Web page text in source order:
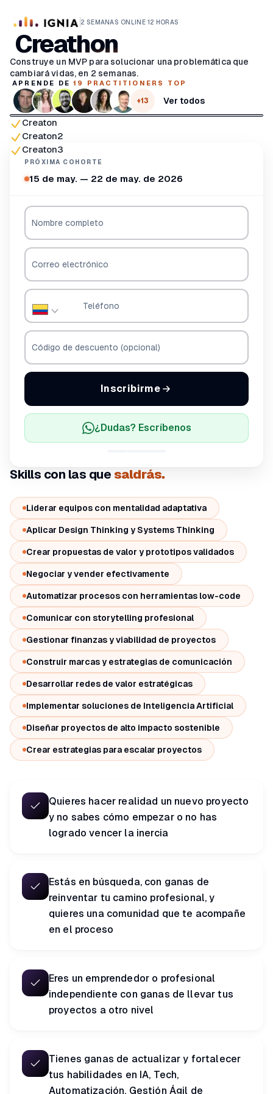
2 SEMANAS·ONLINE·12 HORAS
Creathon
Construye un MVP para solucionar una problemática que
cambiará vidas, en 2 semanas.
APRENDE DE 19 PRACTITIONERS TOP
+13 Ver todos
Vista previa del video
Creaton
Creaton2
Creaton3
PRÓXIMA COHORTE
15 de may. — 22 de may. de 2026
Nombre completo
Correo electrónico
Teléfono
Código de descuento (opcional)
Inscribirme
¿Dudas? Escríbenos
Skills con las que saldrás.
Liderar equipos con mentalidad adaptativa
Aplicar Design Thinking y Systems Thinking
Crear propuestas de valor y prototipos validados
Negociar y vender efectivamente
Automatizar procesos con herramientas low-code
Comunicar con storytelling profesional
Gestionar finanzas y viabilidad de proyectos
Construir marcas y estrategias de comunicación
Desarrollar redes de valor estratégicas
Implementar soluciones de Inteligencia Artificial
Diseñar proyectos de alto impacto sostenible
Crear estrategias para escalar proyectos
ES PARA TI SI
Este programa es para ti
si...
Quieres hacer realidad un nuevo proyecto
y no sabes cómo empezar o no has
logrado vencer la inercia
Estás en búsqueda, con ganas de
reinventar tu camino profesional, y
quieres una comunidad que te acompañe
en el proceso
Eres un emprendedor o profesional
independiente con ganas de llevar tus
proyectos a otro nivel
Tienes ganas de actualizar y fortalecer
tus habilidades en IA, Tech,
Automatización, Gestión Ágil de